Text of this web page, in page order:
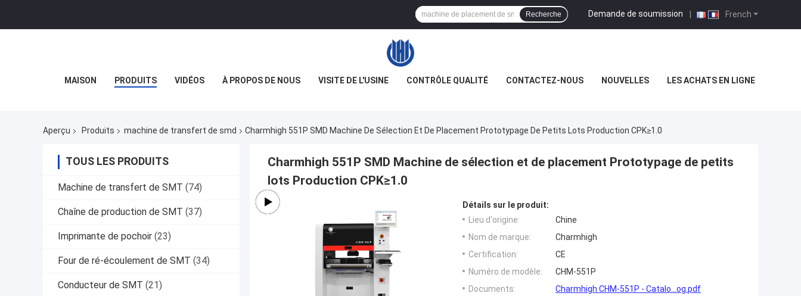
French
Demande de soumission |
Recherche
MAISON PRODUITS VIDÉOS À PROPOS DE NOUS VISITE DE L'USINE CONTRÔLE QUALITÉ CONTACTEZ-NOUS NOUVELLES LES ACHATS EN LIGNE
Aperçu Produits machine de transfert de smd Charmhigh 551P SMD Machine De Sélection Et De Placement Prototypage De Petits Lots Production CPK≥1.0
TOUS LES PRODUITS
Machine de transfert de SMT (74)
Chaîne de production de SMT (37)
Imprimante de pochoir (23)
Four de ré-écoulement de SMT (34)
Conducteur de SMT (21)
Charmhigh 551P SMD Machine de sélection et de placement Prototypage de petits
lots Production CPK≥1.0
Détails sur le produit:
Lieu d'origine:
Chine
Nom de marque:
Charmhigh
Certification:
CE
Numéro de modèle:
CHM-551P
Documents:
Charmhigh CHM-551P - Catalo...og.pdf